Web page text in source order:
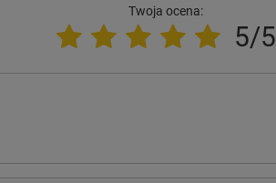
Twoja ocena:
5/5